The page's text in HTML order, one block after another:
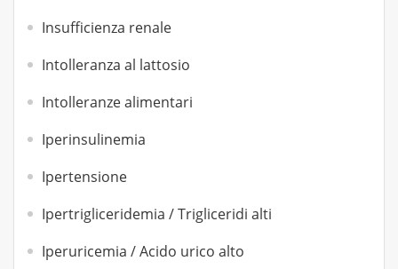
Insufficienza renale
Intolleranza al lattosio
Intolleranze alimentari
Iperinsulinemia
Ipertensione
Ipertrigliceridemia / Trigliceridi alti
Iperuricemia / Acido urico alto